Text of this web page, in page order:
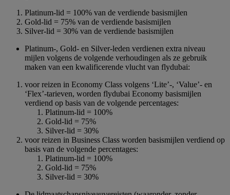
Platinum-lid = 100% van de verdiende basismijlen
Gold-lid = 75% van de verdiende basismijlen
Silver-lid = 30% van de verdiende basismijlen
Platinum-, Gold- en Silver-leden verdienen extra niveau
mijlen volgens de volgende verhoudingen als ze gebruik
maken van een kwalificerende vlucht van flydubai:
voor reizen in Economy Class volgens ‘Lite’-, ‘Value’- en
‘Flex’-tarieven, worden flydubai Economy basismijlen
verdiend op basis van de volgende percentages:
Platinum-lid = 100%
Gold-lid = 75%
Silver-lid = 30%
voor reizen in Business Class worden basismijlen verdiend op
basis van de volgende percentages:
Platinum-lid = 100%
Gold-lid = 75%
Silver-lid = 30%